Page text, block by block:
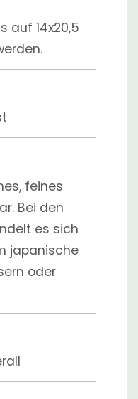
auf 14x20,5
feines
Bei den
es sich
japanische
oder